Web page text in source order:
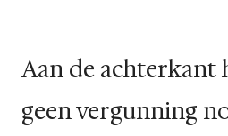
Aan de achterkant
geen vergunning